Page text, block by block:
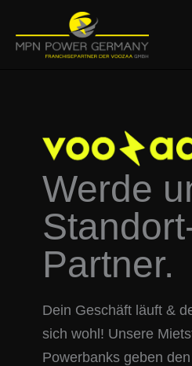
springen
Werde
Partner.
Dein Geschäft läuft &
sich wohl! Unsere
Powerbanks geben